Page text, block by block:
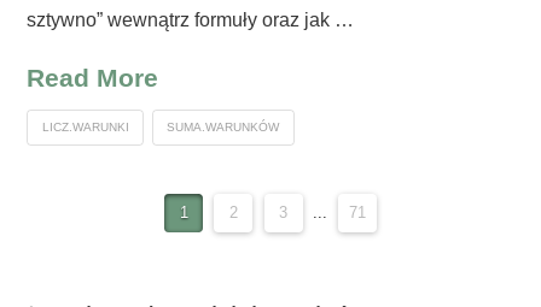
sztywno” wewnątrz formuły oraz jak …
Read More
LICZ.WARUNKI SUMA.WARUNKÓW
1 2 3 71